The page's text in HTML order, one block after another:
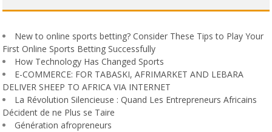
New to online sports betting? Consider These Tips to Play Your
First Online Sports Betting Successfully
How Technology Has Changed Sports
E-COMMERCE: FOR TABASKI, AFRIMARKET AND LEBARA
DELIVER SHEEP TO AFRICA VIA INTERNET
La Révolution Silencieuse : Quand Les Entrepreneurs Africains
Décident de ne Plus se Taire
Génération afropreneurs